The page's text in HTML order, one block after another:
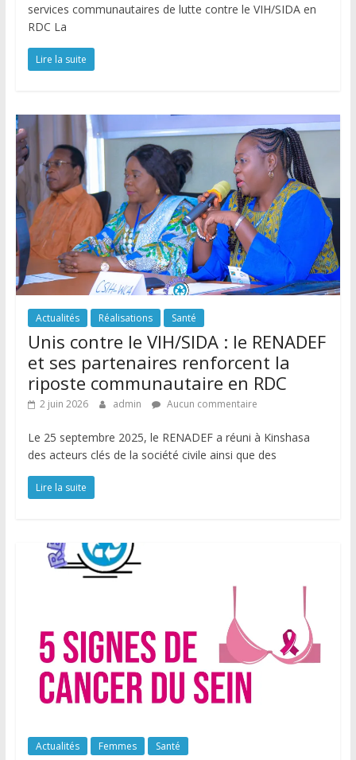
services communautaires de lutte contre le VIH/SIDA en
RDC La
Lire la suite
Actualités Réalisations Santé
Unis contre le VIH/SIDA : le RENADEF
et ses partenaires renforcent la
riposte communautaire en RDC
2 juin 2026 admin Aucun commentaire
Le 25 septembre 2025, le RENADEF a réuni à Kinshasa
des acteurs clés de la société civile ainsi que des
Lire la suite
Actualités Femmes Santé